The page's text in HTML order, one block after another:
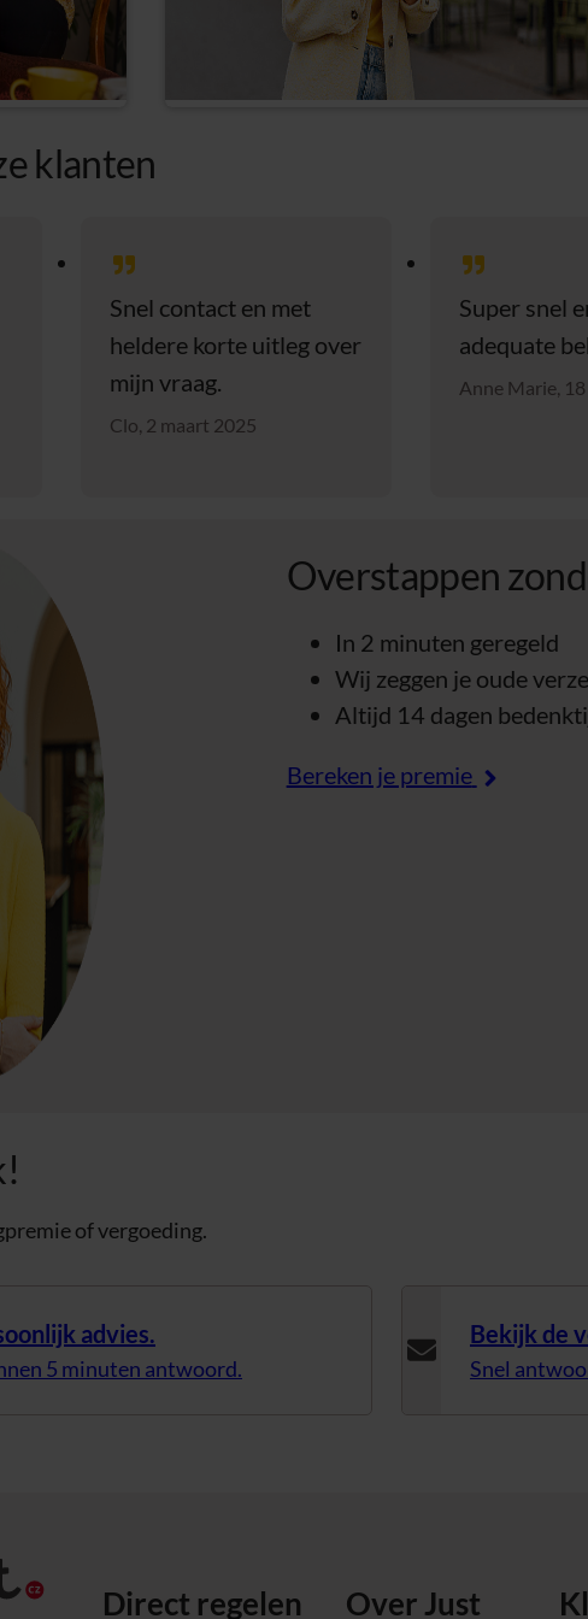
klanten
Snel contact en met
heldere korte uitleg over
mijn vraag.
Clo, 2 maart 2025
Super snel
adequate
Anne Marie,
Overstappen
In 2 minuten geregeld
Wij zeggen je oude
Altijd 14 dagen
Bereken je premie
of vergoeding.
advies.
5 minuten antwoord.
Bekijk de
Snel
Direct regelen Over Just